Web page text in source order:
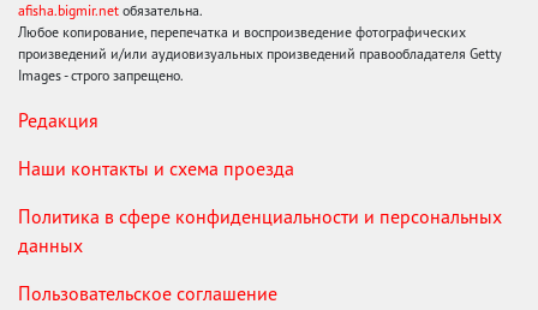
afisha.bigmir.net обязательна.
Любое копирование, перепечатка и воспроизведение фотографических
произведений и/или аудиовизуальных произведений правообладателя Getty
Images - строго запрещено.
Редакция
Наши контакты и схема проезда
Политика в сфере конфиденциальности и персональных
данных
Пользовательское соглашение